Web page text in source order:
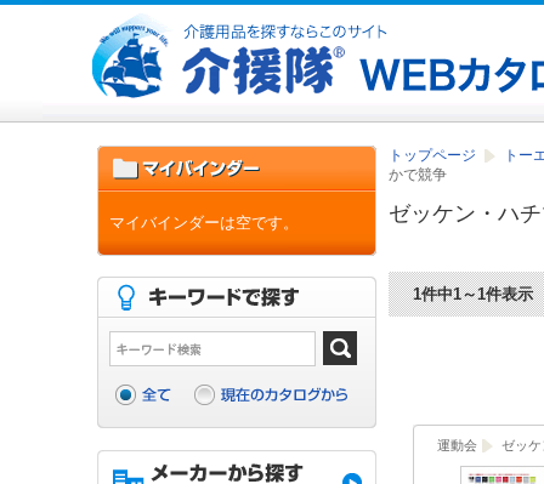
トップページ
トー
かで競争
ゼッケン・ハ
1件中1～1件表示
運動会 ゼッ
マイバインダーは空です。